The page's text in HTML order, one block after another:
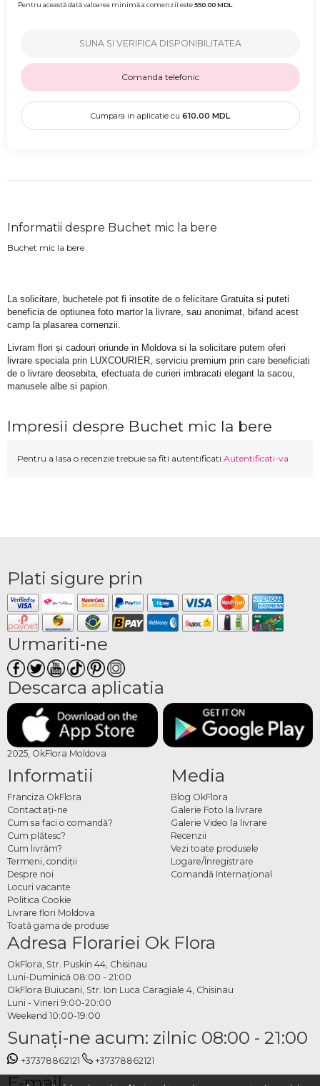
Pentru această dată valoarea minimă a comenzii este550.00MDL
SUNA SI VERIFICA DISPONIBILITATEA
Comanda telefonic
Cumpara in aplicatie cu 610.00 MDL
Informatii despre Buchet mic la bere
Buchet mic la bere
La solicitare, buchetele pot fi insotite de o felicitare Gratuita si puteti
beneficia de optiunea foto martor la livrare, sau anonimat, bifand acest
camp la plasarea comenzii.
Livram flori și cadouri oriunde in Moldova si la solicitare putem oferi
livrare speciala prin LUXCOURIER, serviciu premium prin care beneficiati
de o livrare deosebita, efectuata de curieri imbracati elegant la sacou,
manusele albe si papion.
Impresii despre Buchet mic la bere
Pentru a lasa o recenzie trebuie sa fiti autentificati Autentificati-va
Plati sigure prin
Urmariti-ne
Descarca aplicatia
2025, OkFlora Moldova
Informatii
Franciza OkFlora
Contactaţi-ne
Cum sa faci o comandă?
Cum plătesc?
Cum livrăm?
Termeni, condiţii
Despre noi
Locuri vacante
Politica Cookie
Livrare flori Moldova
Toată gama de produse
Media
Blog OkFlora
Galerie Foto la livrare
Galerie Video la livrare
Recenzii
Vezi toate produsele
Logare/Înregistrare
Comandă Internațional
Adresa Florariei Ok Flora
OkFlora, Str. Puskin 44, Chisinau
Luni-Duminică 08:00 - 21:00
OkFlora Buiucani, Str. Ion Luca Caragiale 4, Chisinau
Luni - Vineri 9:00-20:00
Weekend 10:00-19:00
Sunaţi-ne acum: zilnic 08:00 - 21:00
+37378862121 +37378862121